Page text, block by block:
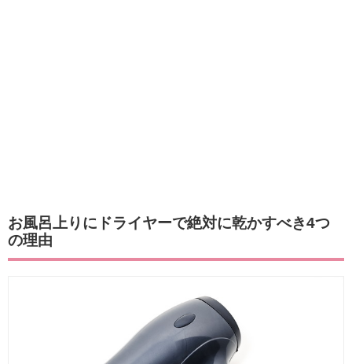
お風呂上りにドライヤーで絶対に乾かすべき4つ
の理由